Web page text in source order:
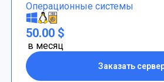
Операционные системы
50.00 $
в месяц
Заказать